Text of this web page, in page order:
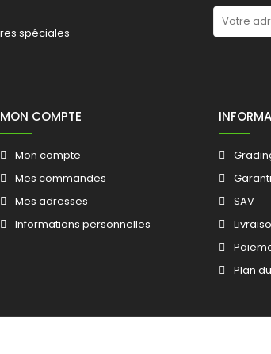
spéciales
MON COMPTE
Mon compte
Mes commandes
Mes adresses
Informations personnelles
SAV
Plan